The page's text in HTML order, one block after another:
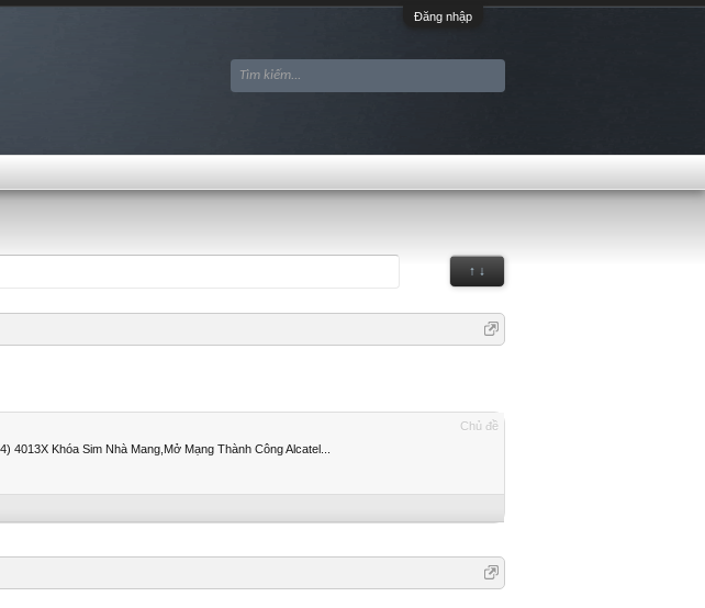
Đăng nhập
↑ ↓
Chủ đề
Khóa Sim Nhà Mang,Mở Mạng Thành Công Alcatel...